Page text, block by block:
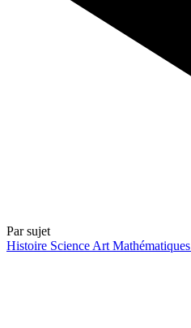
Par sujet
Histoire Science Art Mathématiques